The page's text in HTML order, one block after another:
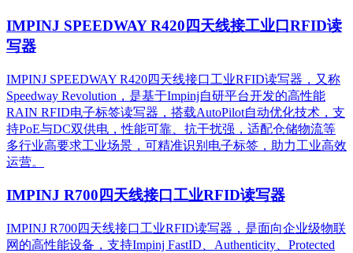
IMPINJ SPEEDWAY R420四天线接工业口RFID读
写器
IMPINJ SPEEDWAY R420四天线接口工业RFID读写器，又称
Speedway Revolution，是基于Impinj自研平台开发的高性能
RAIN RFID电子标签读写器，搭载AutoPilot自动优化技术，支
持PoE与DC双供电，性能可靠、抗干扰强，适配仓储物流等
多行业高要求工业场景，可精准识别电子标签，助力工业高效
运营。​
IMPINJ R700四天线接口工业RFID读写器
IMPINJ R700四天线接口工业RFID读写器，是面向企业级物联
网的高性能设备，支持Impinj FastID、Authenticity、Protected